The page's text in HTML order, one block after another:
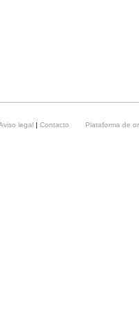
legal | Contacto Plataforma de